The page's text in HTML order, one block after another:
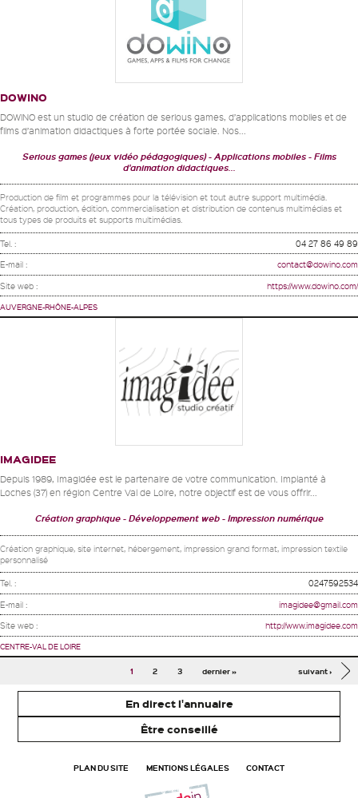
DOWINO
DOWiNO est un studio de création de serious games, d’applications mobiles et de
films d’animation didactiques à forte portée sociale. Nos...
Serious games (jeux vidéo pédagogiques) Applications mobiles
Films
d'animation didactiques...
Production de film et programmes pour la télévision et tout autre support multimédia.
Création, production, édition, commercialisation et distribution de contenus multimédias et
tous types de produits et supports multimédias.
Tel. : 04 27 86 49 89
E-mail : contact@dowino.com
Site web : https://www.dowino.com/
AUVERGNE-RHÔNE-ALPES
IMAGIDEE
Depuis 1989, Imagidée est le partenaire de votre communication. Implanté à
Loches (37) en région Centre Val de Loire, notre objectif est de vous offrir...
Création graphique Développement web Impression numérique
Création graphique, site internet, hébergement, impression grand format, impression textile
personnalisé
Tel. : 0247592534
E-mail : imagidee@gmail.com
Site web : http://www.imagidee.com
CENTRE-VAL DE LOIRE
Pages
1 2 3 suivant ›
dernier »
En direct l'annuaire
Être conseillé
PLAN DU SITE MENTIONS LÉGALES CONTACT